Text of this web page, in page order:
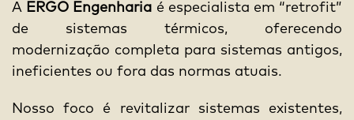
A ERGO Engenharia é especialista em “retrofit”
de sistemas térmicos, oferecendo
modernização completa para sistemas antigos,
ineficientes ou fora das normas atuais.
Nosso foco é revitalizar sistemas existentes,